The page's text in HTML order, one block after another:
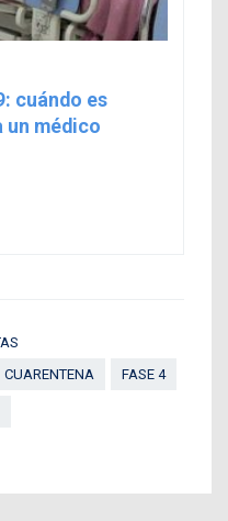
cuándo es
un médico
CUARENTENA FASE 4